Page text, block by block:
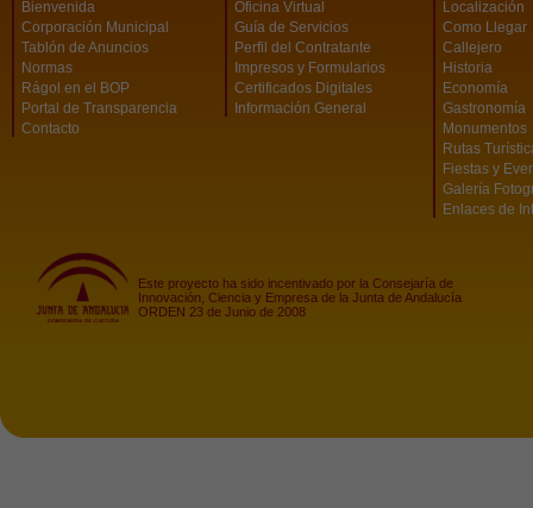
Bienvenida
Corporación Municipal
Tablón de Anuncios
Normas
Rágol en el BOP
Portal de Transparencia
Contacto
Oficina Virtual
Guía de Servicios
Perfil del Contratante
Impresos y Formularios
Certificados Digitales
Información General
Localización
Como Llegar
Callejero
Historia
Economía
Gastronomía
Monumentos
Rutas
Fiestas y
Galería
Enlaces de
Este proyecto ha sido incentivado por la Consejaría de
Innovación, Ciencia y Empresa de la Junta de Andalucía
ORDEN 23 de Junio de 2008